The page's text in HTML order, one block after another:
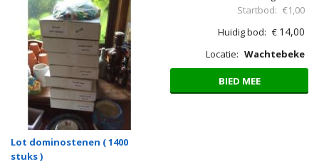
Lot dominostenen ( 1400
stuks )
Startbod: €1,00
Huidig bod: € 14,00
Locatie: Wachtebeke
BIED MEE